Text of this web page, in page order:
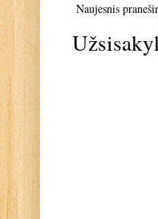
Naujesnis